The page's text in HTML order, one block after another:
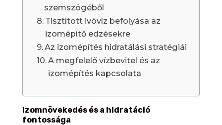
szemszögéből
Tisztított ivóvíz befolyása az
izomépítő edzésekre
Az izomépítés hidratálási stratégiái
A megfelelő vízbevitel és az
izomépítés kapcsolata
Izomnövekedés és a hidratáció
fontossága